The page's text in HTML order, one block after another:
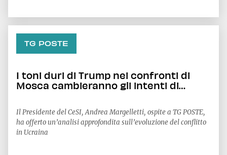
TG POSTE
I toni duri di Trump nei confronti di
Mosca cambieranno gli intenti di
Il Presidente del CeSI, Andrea Margelletti, ospite a TG POSTE,
ha offerto un’analisi approfondita sull’evoluzione del conflitto
in Ucraina